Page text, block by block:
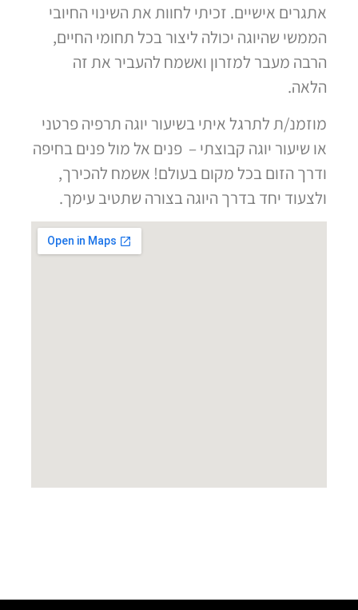
אתגרים אישיים. זכיתי לחוות את השינוי החיובי
הממשי שהיוגה יכולה ליצור בכל תחומי החיים,
הרבה מעבר למזרון ואשמח להעביר את זה
הלאה.
מוזמנ/ת לתרגל איתי בשיעור יוגה תרפיה פרטני
או שיעור יוגה קבוצתי – פנים אל מול פנים בחיפה
ודרך הזום בכל מקום בעולם! אשמח להכירך,
ולצעוד יחד בדרך היוגה בצורה שתטיב עימך.